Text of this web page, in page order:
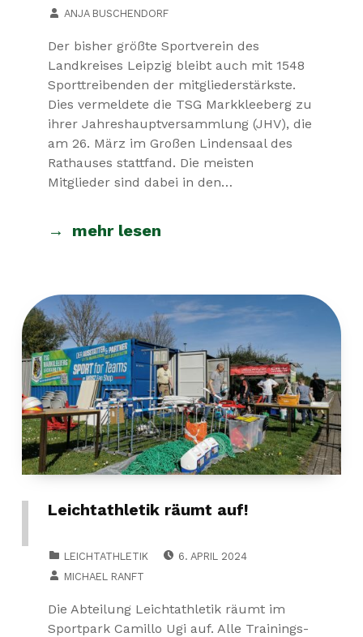
ANJA BUSCHENDORF
Der bisher größte Sportverein des
Landkreises Leipzig bleibt auch mit 1548
Sporttreibenden der mitgliederstärkste.
Dies vermeldete die TSG Markkleeberg zu
ihrer Jahreshauptversammlung (JHV), die
am 26. März im Großen Lindensaal des
Rathauses stattfand. Die meisten
Mitglieder sind dabei in den…
mehr lesen
Leichtathletik räumt auf!
LEICHTATHLETIK
6. APRIL 2024
MICHAEL RANFT
Die Abteilung Leichtathletik räumt im
Sportpark Camillo Ugi auf. Alle Trainings-